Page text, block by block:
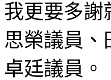
我更要多謝
思榮議員、
卓廷議員。